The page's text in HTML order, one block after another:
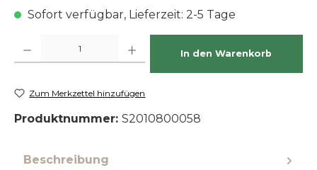
Sofort verfügbar, Lieferzeit: 2-5 Tage
In den Warenkorb
Zum Merkzettel hinzufügen
Produktnummer: S2010800058
Beschreibung